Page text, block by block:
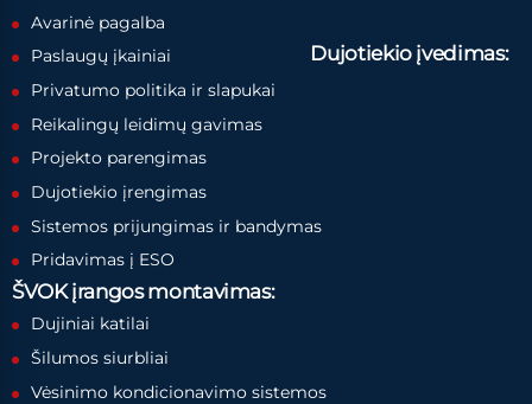
Avarinė pagalba
Paslaugų įkainiai
Privatumo politika ir slapukai
Dujotiekio įvedimas:
Reikalingų leidimų gavimas
Projekto parengimas
Dujotiekio įrengimas
Sistemos prijungimas ir bandymas
Pridavimas į ESO
ŠVOK įrangos montavimas:
Dujiniai katilai
Šilumos siurbliai
Vėsinimo kondicionavimo sistemos